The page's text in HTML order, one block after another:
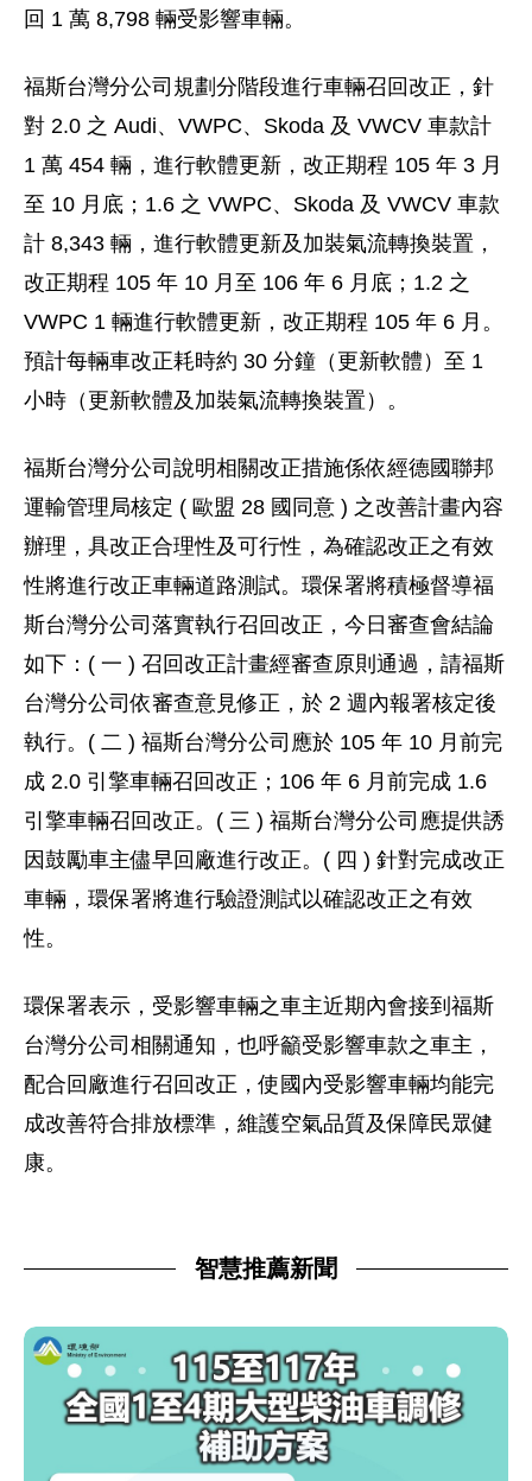
回 1 萬 8,798 輛受影響車輛。
福斯台灣分公司規劃分階段進行車輛召回改正，針
對 2.0 之 Audi、VWPC、Skoda 及 VWCV 車款計
1 萬 454 輛，進行軟體更新，改正期程 105 年 3 月
至 10 月底；1.6 之 VWPC、Skoda 及 VWCV 車款
計 8,343 輛，進行軟體更新及加裝氣流轉換裝置，
改正期程 105 年 10 月至 106 年 6 月底；1.2 之
VWPC 1 輛進行軟體更新，改正期程 105 年 6 月。
預計每輛車改正耗時約 30 分鐘（更新軟體）至 1
小時（更新軟體及加裝氣流轉換裝置）。
福斯台灣分公司說明相關改正措施係依經德國聯邦
運輸管理局核定 ( 歐盟 28 國同意 ) 之改善計畫內容
辦理，具改正合理性及可行性，為確認改正之有效
性將進行改正車輛道路測試。環保署將積極督導福
斯台灣分公司落實執行召回改正，今日審查會結論
如下：( 一 ) 召回改正計畫經審查原則通過，請福斯
台灣分公司依審查意見修正，於 2 週內報署核定後
執行。( 二 ) 福斯台灣分公司應於 105 年 10 月前完
成 2.0 引擎車輛召回改正；106 年 6 月前完成 1.6
引擎車輛召回改正。( 三 ) 福斯台灣分公司應提供誘
因鼓勵車主儘早回廠進行改正。( 四 ) 針對完成改正
車輛，環保署將進行驗證測試以確認改正之有效
性。
環保署表示，受影響車輛之車主近期內會接到福斯
台灣分公司相關通知，也呼籲受影響車款之車主，
配合回廠進行召回改正，使國內受影響車輛均能完
成改善符合排放標準，維護空氣品質及保障民眾健
康。
智慧推薦新聞